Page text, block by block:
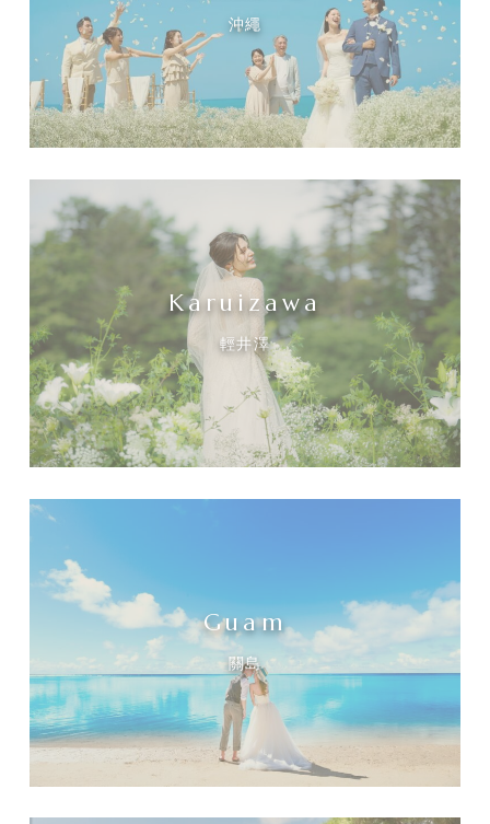
沖繩
Karuizawa
輕井澤
Guam
關島